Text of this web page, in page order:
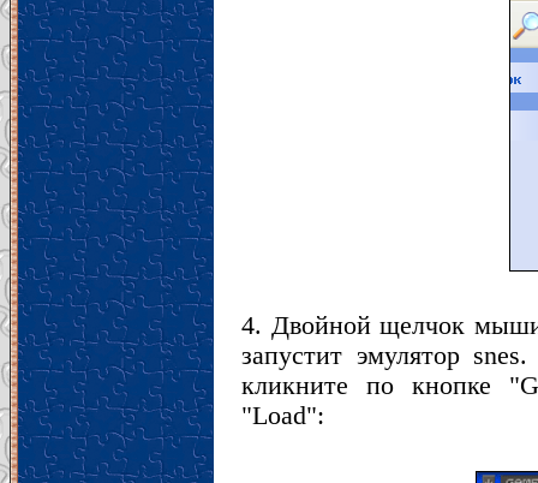
4. Двойной щелчок
запустит эмулятор
кликните по кнопке
"Load":